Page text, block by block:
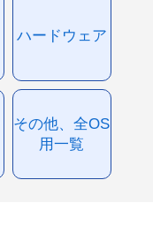
ハードウェア
その他、全OS
用一覧